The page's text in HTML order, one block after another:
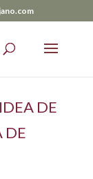
DE
DE